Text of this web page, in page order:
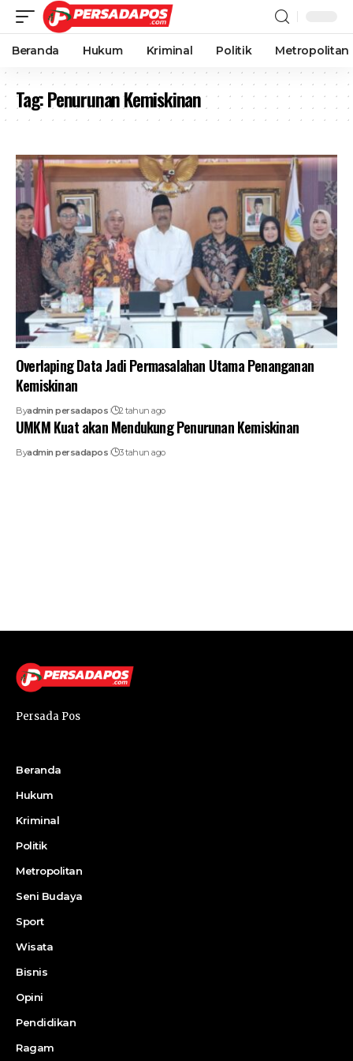
Beranda Hukum Kriminal Politik Metropolitan
Tag:Penurunan Kemiskinan
Overlaping Data Jadi Permasalahan Utama Penanganan
Kemiskinan
Byadmin persadapos 2 tahun ago
UMKM Kuat akan Mendukung Penurunan Kemiskinan
Byadmin persadapos 3 tahun ago
Persada Pos
Beranda
Hukum
Kriminal
Politik
Metropolitan
Seni Budaya
Sport
Wisata
Bisnis
Opini
Pendidikan
Ragam